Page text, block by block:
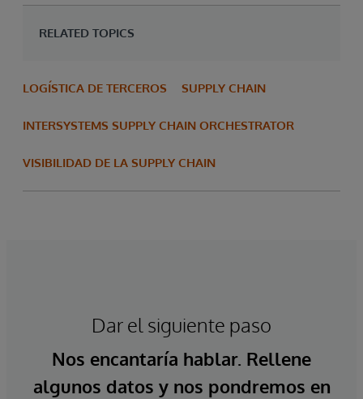
RELATED TOPICS
LOGÍSTICA DE TERCEROS SUPPLY CHAIN
INTERSYSTEMS SUPPLY CHAIN ORCHESTRATOR
VISIBILIDAD DE LA SUPPLY CHAIN
Dar el siguiente paso
Nos encantaría hablar. Rellene
algunos datos y nos pondremos en